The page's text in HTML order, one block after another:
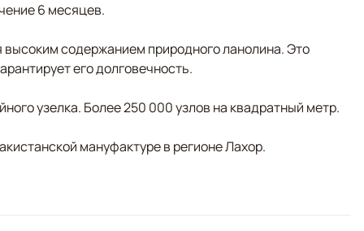
6 месяцев.
содержанием природного ланолина. Это
его долговечность.
узелка. Более 250 000 узлов на квадратный метр.
мануфактуре в регионе Лахор.